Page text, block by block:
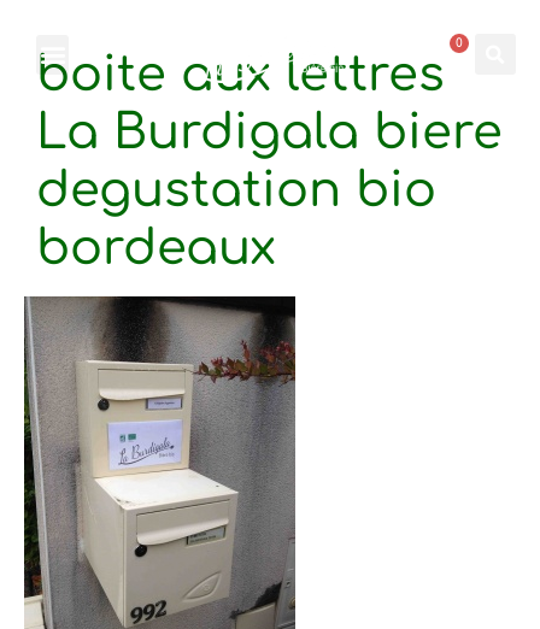
0
boite aux lettres
La Burdigala biere
degustation bio
bordeaux